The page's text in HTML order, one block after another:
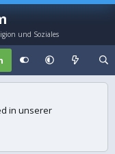
und Soziales
in unserer